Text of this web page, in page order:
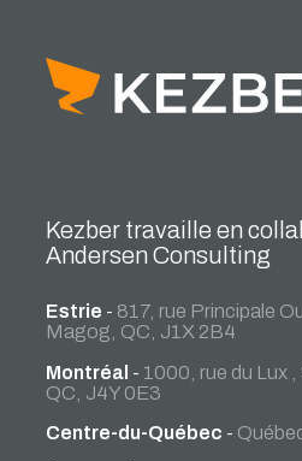
Kezber travaille en
Andersen Consulting
Estrie - 817, rue Principale
Magog, QC, J1X 2B4
Montréal - 1000, rue du Lux
QC, J4Y 0E3
Centre-du-Québec -